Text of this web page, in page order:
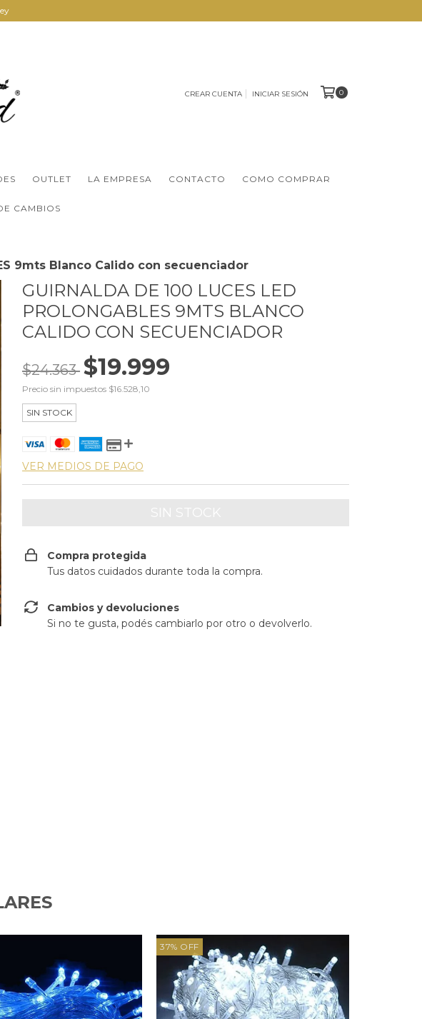
CREAR CUENTA INICIAR SESIÓN 0
OUTLET LA EMPRESA CONTACTO COMO COMPRAR
CAMBIOS
9mts Blanco Calido con secuenciador
GUIRNALDA DE 100 LUCES LED
PROLONGABLES 9MTS BLANCO
CALIDO CON SECUENCIADOR
$24.363 $19.999
Precio sin impuestos $16.528,10
SIN STOCK
VER MEDIOS DE PAGO
Compra protegida
Tus datos cuidados durante toda la compra.
Cambios y devoluciones
Si no te gusta, podés cambiarlo por otro o devolverlo.
37% OFF